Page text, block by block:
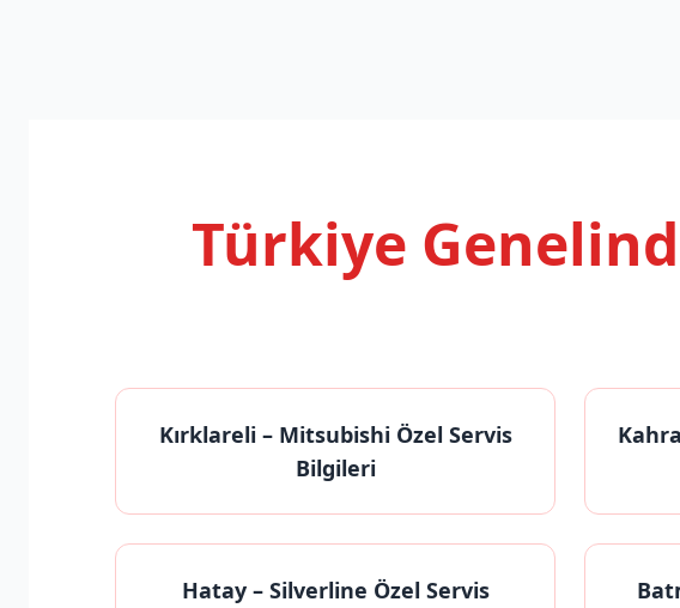
Türkiye
Kırklareli– Mitsubishi Özel Servis
Bilgileri
Hatay– Silverline Özel Servis